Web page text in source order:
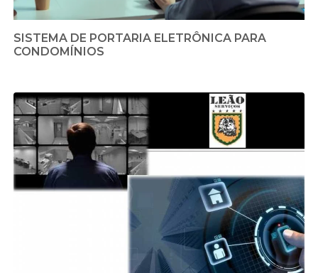
SISTEMA DE PORTARIA ELETRÔNICA PARA
CONDOMÍNIOS